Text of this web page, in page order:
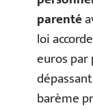
parenté
loi
euros par
barème